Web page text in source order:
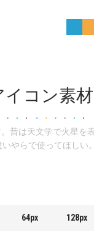
コン素
昔は天文学で火星を
やらで使ってほしい。
64px 128px